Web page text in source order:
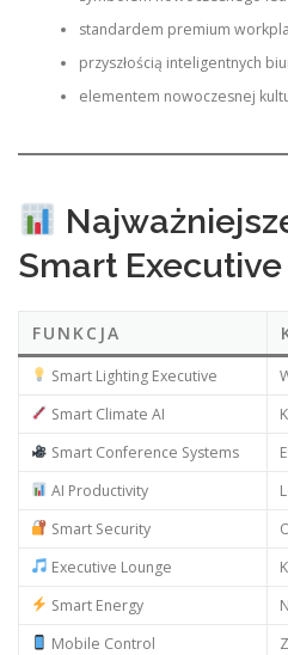
standardem premium
przyszłością inteligentnych
elementem nowoczesnej
Smart Executive
FUNKCJA
Smart Lighting Executive
Smart Climate AI
Smart Conference Systems
AI Productivity
Smart Security
Executive Lounge
Smart Energy
Mobile Control